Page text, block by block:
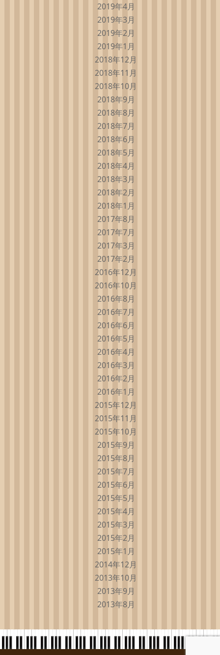
2019年4月
2019年3月
2019年2月
2019年1月
2018年12月
2018年11月
2018年10月
2018年9月
2018年8月
2018年7月
2018年6月
2018年5月
2018年4月
2018年3月
2018年2月
2018年1月
2017年8月
2017年7月
2017年3月
2017年2月
2016年12月
2016年10月
2016年8月
2016年7月
2016年6月
2016年5月
2016年4月
2016年3月
2016年2月
2016年1月
2015年12月
2015年11月
2015年10月
2015年9月
2015年8月
2015年7月
2015年6月
2015年5月
2015年4月
2015年3月
2015年2月
2015年1月
2014年12月
2013年10月
2013年9月
2013年8月